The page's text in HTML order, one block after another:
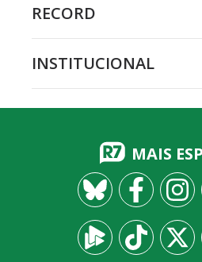
RECORD
INSTITUCIONAL
MAIS